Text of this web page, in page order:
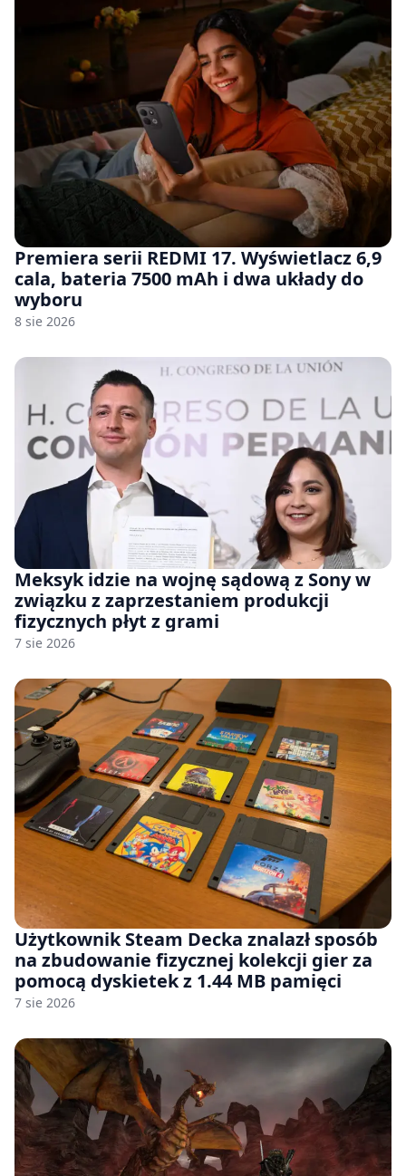
Premiera serii REDMI 17. Wyświetlacz 6,9
cala, bateria 7500 mAh i dwa układy do
wyboru
8 sie 2026
Meksyk idzie na wojnę sądową z Sony w
związku z zaprzestaniem produkcji
fizycznych płyt z grami
7 sie 2026
Użytkownik Steam Decka znalazł sposób
na zbudowanie fizycznej kolekcji gier za
pomocą dyskietek z 1.44 MB pamięci
7 sie 2026